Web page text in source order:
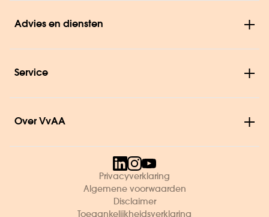
Advies en diensten
Service
Over VvAA
Privacyverklaring
Algemene voorwaarden
Disclaimer
Toegankelijkheidsverklaring